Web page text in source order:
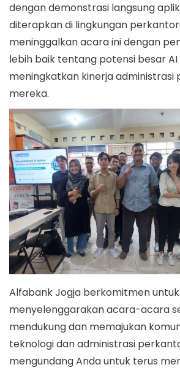
dengan demonstrasi langsung
diterapkan di lingkungan
meninggalkan acara ini dengan
lebih baik tentang potensi besar
meningkatkan kinerja administrasi
mereka.
Alfabank Jogja berkomitmen
menyelenggarakan acara-acara
mendukung dan memajukan
teknologi dan administrasi
mengundang Anda untuk terus